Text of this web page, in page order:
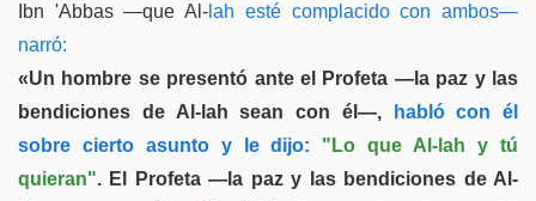
Ibn 'Abbas —que Al- lah esté complacido con ambos—
narró:
«Un hombre se presentó ante el Profeta —la paz y las
bendiciones de Al-lah sean con él—,habló con él
sobre cierto asunto y le dijo:
"Lo que Al-lah y tú
quieran". El Profeta —la paz y las bendiciones de Al-